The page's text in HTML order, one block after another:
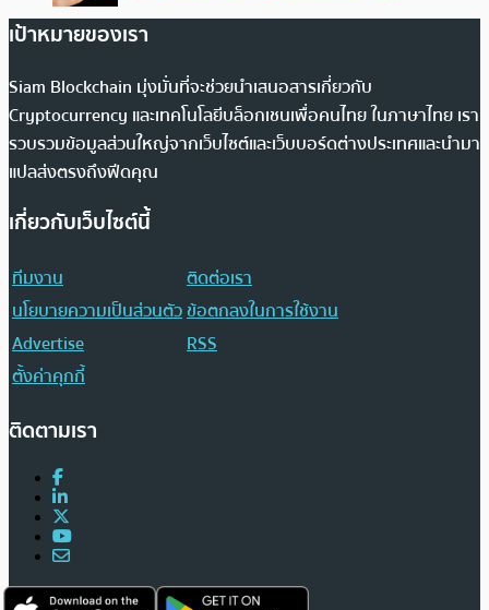
เป้าหมายของเรา
Siam Blockchain มุ่งมั่นที่จะช่วยนำเสนอสารเกี่ยวกับ
Cryptocurrency และเทคโนโลยีบล็อกเชนเพื่อคนไทย ในภาษาไทย เรา
รวบรวมข้อมูลส่วนใหญ่จากเว็บไซต์และเว็บบอร์ดต่างประเทศและนำมา
แปลส่งตรงถึงฟีดคุณ
เกี่ยวกับเว็บไซต์นี้
ทีมงาน
ติดต่อเรา
นโยบายความเป็นส่วนตัวข้อตกลงในการใช้งาน
Advertise
RSS
ตั้งค่าคุกกี้
ติดตามเรา